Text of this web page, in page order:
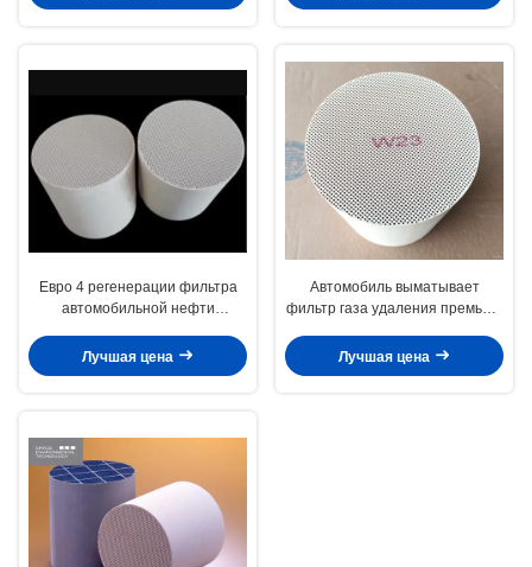
Евро 4 регенерации фильтра
автомобильной нефти
универсалия 5 6
Лучшая цена
Автомобиль выматывает
фильтр газа удаления премьер-
катализатора частичный
Лучшая цена